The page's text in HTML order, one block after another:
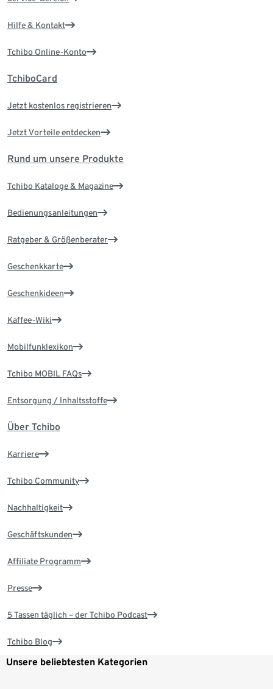
Hilfe & Kontakt
Tchibo Online-Konto
TchiboCard
Jetzt kostenlos registrieren
Jetzt Vorteile entdecken
Rund um unsere Produkte
Tchibo Kataloge & Magazine
Bedienungsanleitungen
Ratgeber & Größenberater
Geschenkkarte
Geschenkideen
Kaffee-Wiki
Mobilfunklexikon
Tchibo MOBIL FAQs
Entsorgung / Inhaltsstoffe
Über Tchibo
Karriere
Tchibo Community
Nachhaltigkeit
Geschäftskunden
Affiliate Programm
Presse
5 Tassen täglich – der Tchibo Podcast
Tchibo Blog
Unsere beliebtesten Kategorien